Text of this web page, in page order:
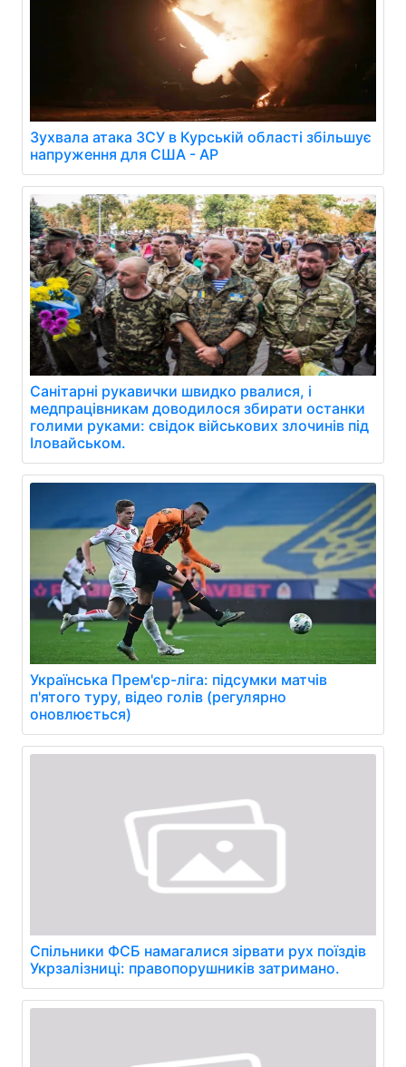
Зухвала атака ЗСУ в Курській області збільшує
напруження для США - AP
Санітарні рукавички швидко рвалися, і
медпрацівникам доводилося збирати останки
голими руками: свідок військових злочинів під
Іловайськом.
Українська Прем'єр-ліга: підсумки матчів
п'ятого туру, відео голів (регулярно
оновлюється)
Спільники ФСБ намагалися зірвати рух поїздів
Укрзалізниці: правопорушників затримано.